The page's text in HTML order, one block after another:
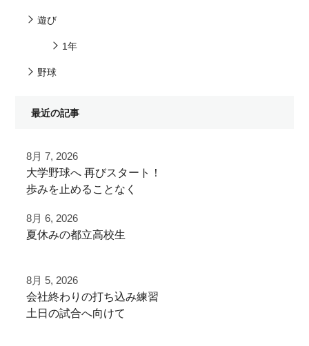
遊び
1年
野球
最近の記事
8月 7, 2026
⁡大学野球へ⁡ 再びスタート！⁡
⁡⁡歩みを止めることなく⁡
⁡頑張って
⁡#甲子園 #甲子園の夏 高校野球の夏
少年野球の父 少年野球の母 野球父 野球母
アーチスト ホームラン ホームランバッター
8月 6, 2026
夏休みの都立高校生
早速秋に向けた自主練
ご利用ありがとうございました
8月 5, 2026
⁡会社終わりの打ち込み⁡練習⁡
⁡土日の試合へ向けて⁡